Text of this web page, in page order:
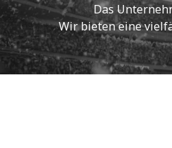
Das
Wir bieten eine